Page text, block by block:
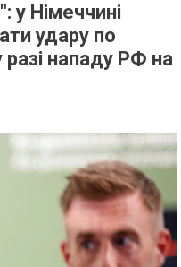
у Німеччині
удару по
разі нападу РФ на